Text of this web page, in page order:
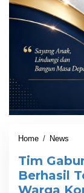
Home / News
m
G
a
Tim
Berhasil
Warga